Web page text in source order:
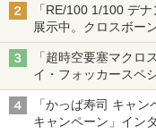
「RE/100 1/100 デ
展示中。クロスボー
【ガンダムベース撮
「超時空要塞マクロ
イ・フォッカースペ
「かっぱ寿司 キャ
キャンペーン」イン